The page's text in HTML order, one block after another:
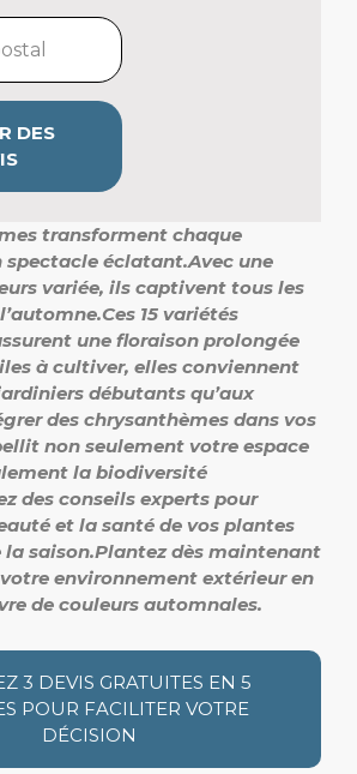
DES
transforment chaque
spectacle éclatant.Avec une
variée, ils captivent tous les
Ces 15 variétés
une floraison prolongée
à cultiver, elles conviennent
débutants qu’aux
des chrysanthèmes dans vos
non seulement votre espace
la biodiversité
des conseils experts pour
et la santé de vos plantes
saison.Plantez dès maintenant
environnement extérieur en
de couleurs automnales.
3 DEVIS GRATUITES EN 5
POUR FACILITER VOTRE
DÉCISION